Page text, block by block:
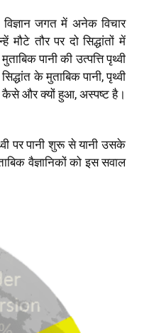
विज्ञान जगत में अनेक विचार
मौटे तौर पर दो सिद्धांतों में
पानी की उत्पत्ति पृथ्वी
के मुताबिक पानी, पृथ्वी
कैसे और क्यों हुआ, अस्पष्ट है।
पर पानी शुरू से यानी उसके
वैज्ञानिकों को इस सवाल